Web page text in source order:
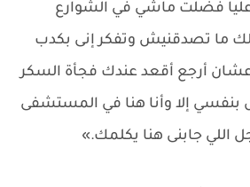
عليا فضلت ماشي في الشوارع
ما تصدقنيش وتفكر إنى بكدب
أرجع أقعد عندك فجأة السكر
بنفسي إلا وأنا هنا في المستشفى
اللي جابنى هنا يكلمك.»